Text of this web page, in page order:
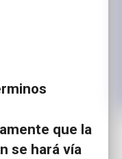
que la
se hará vía